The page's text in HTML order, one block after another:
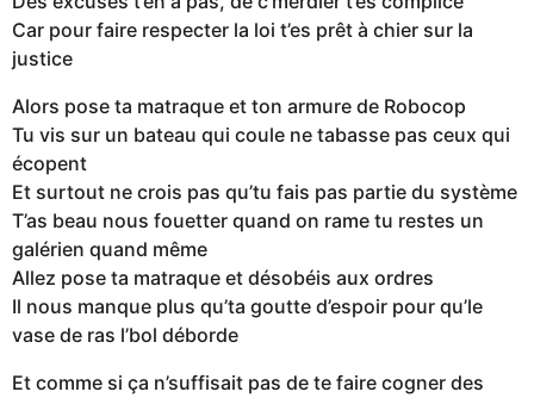
Car pour faire respecter la loi t’es prêt à chier sur la
justice
Alors pose ta matraque et ton armure de Robocop
Tu vis sur un bateau qui coule ne tabasse pas ceux qui
écopent
Et surtout ne crois pas qu’tu fais pas partie du système
T’as beau nous fouetter quand on rame tu restes un
galérien quand même
Allez pose ta matraque et désobéis aux ordres
Il nous manque plus qu’ta goutte d’espoir pour qu’le
vase de ras l’bol déborde
Et comme si ça n’suffisait pas de te faire cogner des